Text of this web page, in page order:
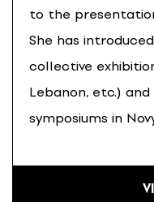
to the
She has
collective
Lebanon, etc.)
symposiums in